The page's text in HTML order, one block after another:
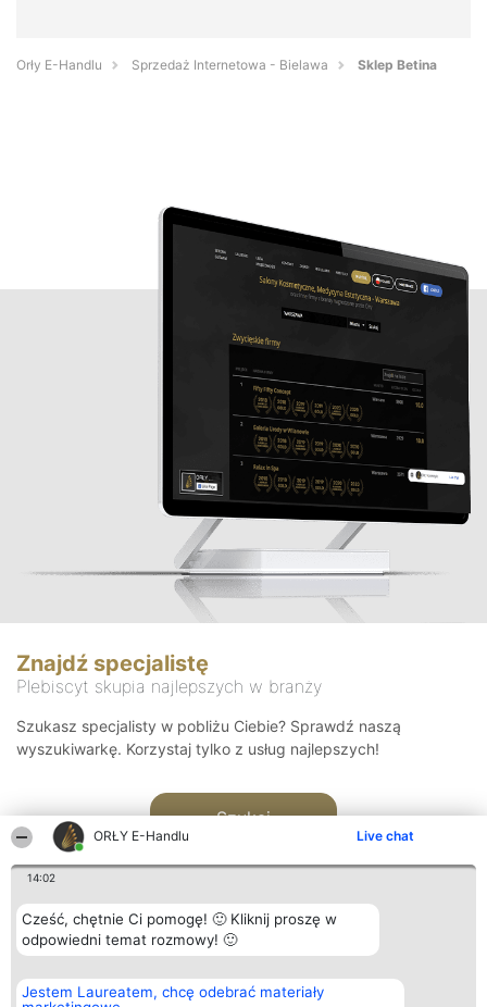
ORŁY E-Handlu Live chat
14:02
Cześć, chętnie Ci pomogę! 🙂 Kliknij proszę w
odpowiedni temat rozmowy! 🙂
Jestem Laureatem, chcę odebrać materiały
Orły E-Handlu Sprzedaż Internetowa - Bielawa Sklep Betina
Znajdź specjalistę
Plebiscyt skupia najlepszych w branży
Szukasz specjalisty w pobliżu Ciebie? Sprawdź naszą
wyszukiwarkę. Korzystaj tylko z usług najlepszych!
Szukaj
Organizator plebiscytu
Bright Side Solutions sp. z o.
Plebiscyt
Laureaci
Kontakt
Kontakt